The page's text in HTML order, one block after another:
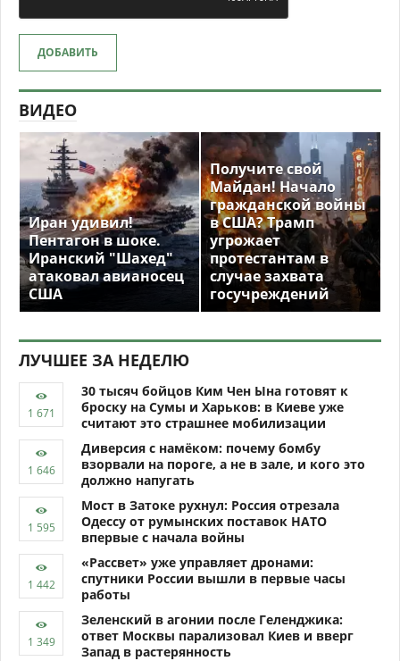
ДОБАВИТЬ
ВИДЕО
Иран удивил!
Пентагон в шоке.
Иранский "Шахед"
атаковал авианосец
США
Получите свой
Майдан! Начало
гражданской войны
в США? Трамп
угрожает
протестантам в
случае захвата
госучреждений
ЛУЧШЕЕ ЗА НЕДЕЛЮ
30 тысяч бойцов Ким Чен Ына готовят к
броску на Сумы и Харьков: в Киеве уже
считают это страшнее мобилизации
Диверсия с намёком: почему бомбу
взорвали на пороге, а не в зале, и кого это
должно напугать
Мост в Затоке рухнул: Россия отрезала
Одессу от румынских поставок НАТО
впервые с начала войны
«Рассвет» уже управляет дронами:
спутники России вышли в первые часы
работы
Зеленский в агонии после Геленджика:
ответ Москвы парализовал Киев и вверг
Запад в растерянность